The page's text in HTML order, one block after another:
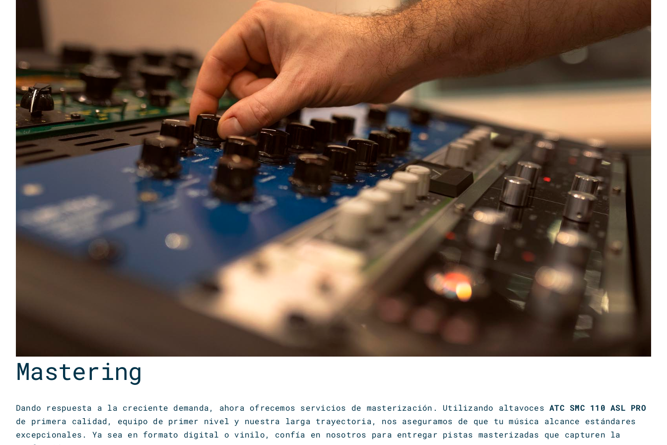
Mastering
Dando respuesta a la creciente demanda, ahora ofrecemos servicios de masterización. Utilizando altavocesATC SMC 110 ASL PRO
de primera calidad, equipo de primer nivel y nuestra larga trayectoria, nos aseguramos de que tu música alcance estándares
excepcionales. Ya sea en formato digital o vinilo, confía en nosotros para entregar pistas masterizadas que capturen la